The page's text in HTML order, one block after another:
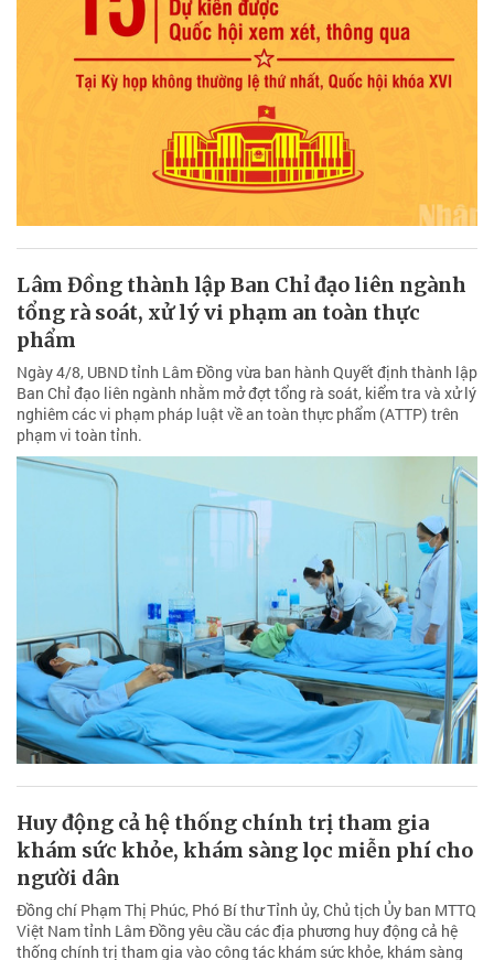
Lâm Đồng thành lập Ban Chỉ đạo liên ngành
tổng rà soát, xử lý vi phạm an toàn thực
phẩm
Ngày 4/8, UBND tỉnh Lâm Đồng vừa ban hành Quyết định thành lập
Ban Chỉ đạo liên ngành nhằm mở đợt tổng rà soát, kiểm tra và xử lý
nghiêm các vi phạm pháp luật về an toàn thực phẩm (ATTP) trên
phạm vi toàn tỉnh.
Huy động cả hệ thống chính trị tham gia
khám sức khỏe, khám sàng lọc miễn phí cho
người dân
Đồng chí Phạm Thị Phúc, Phó Bí thư Tỉnh ủy, Chủ tịch Ủy ban MTTQ
Việt Nam tỉnh Lâm Đồng yêu cầu các địa phương huy động cả hệ
thống chính trị tham gia vào công tác khám sức khỏe, khám sàng